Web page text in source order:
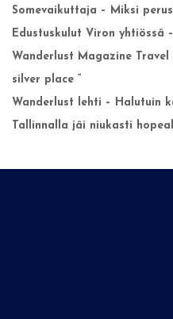
Somevaikuttaja – Miksi
Edustuskulut Viron yhtiössä
Wanderlust Magazine
silver place “
Wanderlust lehti – Halutuin
Tallinnalla jäi niukasti